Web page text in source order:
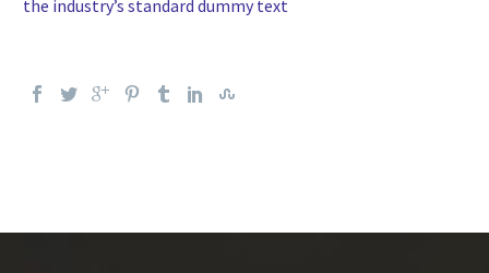
the industry’s standard dummy text